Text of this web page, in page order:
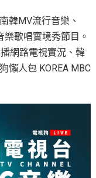
韓MV流行音樂、
歌唱實境秀節目。
網路電視實況、韓
懶人包 KOREA MBC